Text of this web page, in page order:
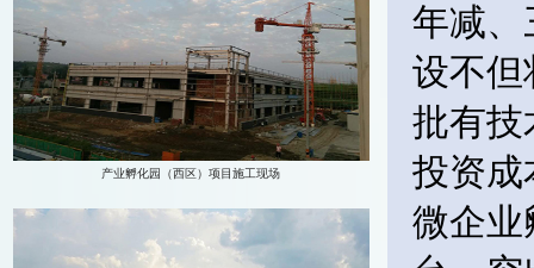
年减、
设不但
批有技
投资成
微企业